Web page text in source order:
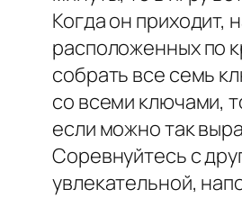
Когда он приходит,
расположенных по
собрать все семь
со всеми ключами,
если можно так
Соревнуйтесь с
увлекательной,